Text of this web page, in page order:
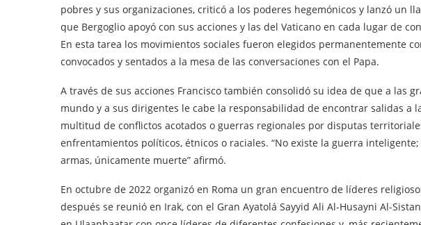
pobres y sus organizaciones, criticó a los poderes hegemónicos y lanzó un
que Bergoglio apoyó con sus acciones y las del Vaticano en cada lugar de
En esta tarea los movimientos sociales fueron elegidos permanentemente
convocados y sentados a la mesa de las conversaciones con el Papa.
A través de sus acciones Francisco también consolidó su idea de que a las
mundo y a sus dirigentes le cabe la responsabilidad de encontrar salidas a
multitud de conflictos acotados o guerras regionales por disputas
enfrentamientos políticos, étnicos o raciales. “No existe la guerra
armas, únicamente muerte” afirmó.
En octubre de 2022 organizó en Roma un gran encuentro de líderes
después se reunió en Irak, con el Gran Ayatolá Sayyid Ali Al-Husayni Al-